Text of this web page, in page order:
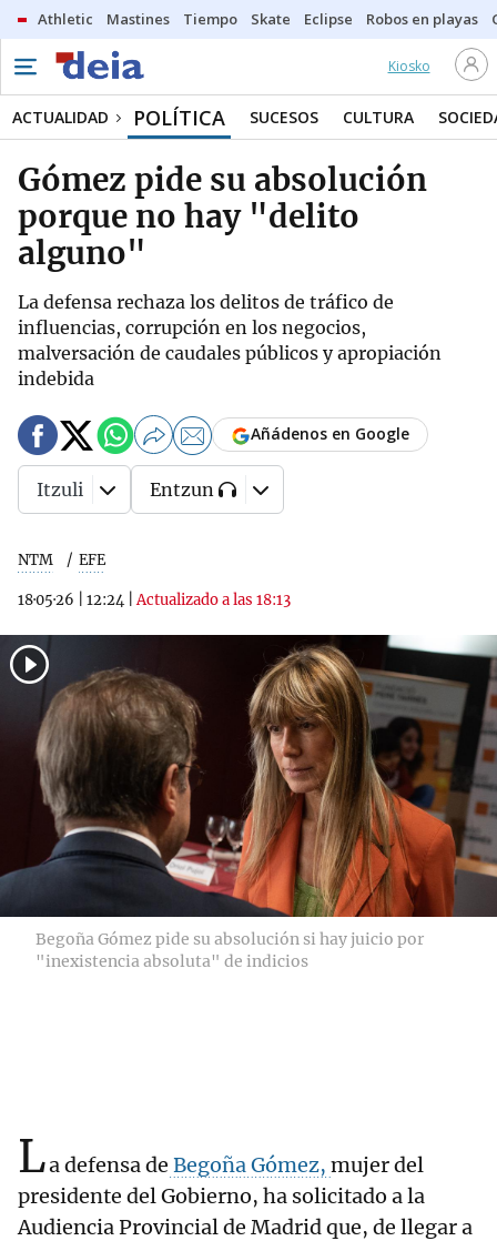
Athletic Mastines Tiempo Skate Eclipse Robos en playas
Kiosko
ACTUALIDAD POLÍTICA SUCESOS CULTURA
Gómez pide su absolución
porque no hay "delito
alguno"
La defensa rechaza los delitos de tráfico de
influencias, corrupción en los negocios,
malversación de caudales públicos y apropiación
indebida
NTM EFE
18·05·26 12:24 |Actualizado a las 18:13
Añádenos en Google
Itzuli Entzun
Begoña Gómez pide su absolución si hay juicio por
"inexistencia absoluta" de indicios
La defensa de Begoña Gómez, mujer del
presidente del Gobierno, ha solicitado a la
Audiencia Provincial de Madrid que, de llegar a